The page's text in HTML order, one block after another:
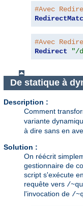
#Avec
#Avec
Redirect
"/
De statique à
Description :
Comment
variante
à dire sans en
Solution :
On réécrit
gestionnaire de
script s'exécute
requête vers /
l'invocation de /